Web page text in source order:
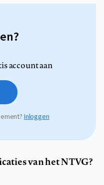
account aan
Inloggen
van het NTVG?